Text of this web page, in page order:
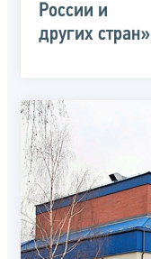
России и
других стран»